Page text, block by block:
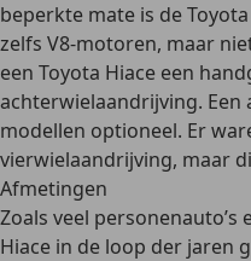
beperkte mate is de
zelfs V8-motoren, maar
een Toyota Hiace een
achterwielaandrijving.
modellen optioneel. Er
vierwielaandrijving, maar
Afmetingen
Zoals veel
Hiace in de loop der jaren